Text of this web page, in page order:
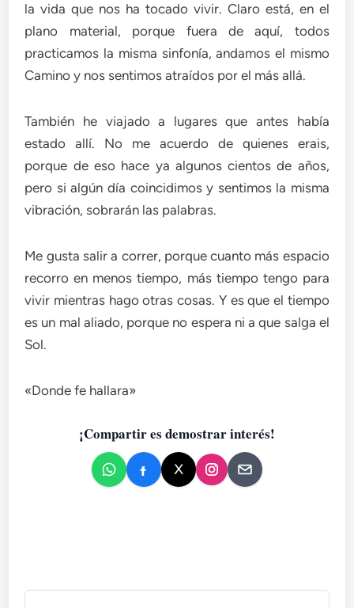
la vida que nos ha tocado vivir. Claro está, en el
plano material, porque fuera de aquí, todos
practicamos la misma sinfonía, andamos el mismo
Camino y nos sentimos atraídos por el más allá.
También he viajado a lugares que antes había
estado allí. No me acuerdo de quienes erais,
porque de eso hace ya algunos cientos de años,
pero si algún día coincidimos y sentimos la misma
vibración, sobrarán las palabras.
Me gusta salir a correr, porque cuanto más espacio
recorro en menos tiempo, más tiempo tengo para
vivir mientras hago otras cosas.‎ Y es que el tiempo
es un mal aliado, porque no espera ni a que salga el
Sol.
«Donde fe hallara»
¡Compartir es demostrar interés!